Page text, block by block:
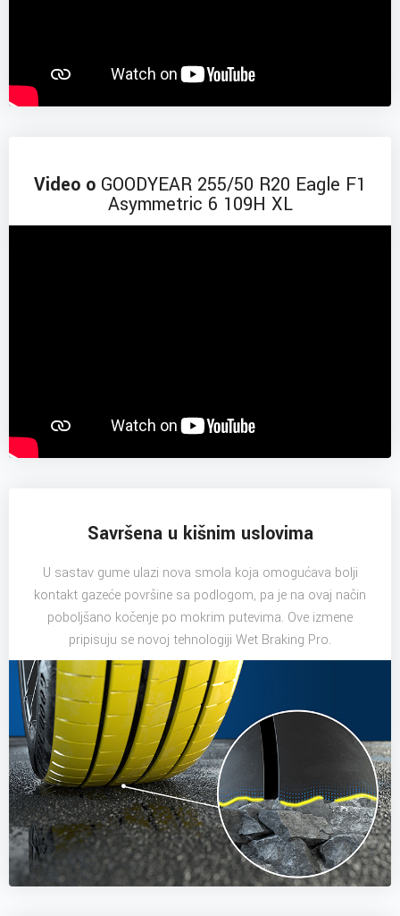
Video o GOODYEAR 255/50 R20 Eagle F1
Asymmetric 6 109H XL
Savršena u kišnim uslovima
U sastav gume ulazi nova smola koja omogućava bolji
kontakt gazeće površine sa podlogom, pa je na ovaj način
poboljšano kočenje po mokrim putevima. Ove izmene
pripisuju se novoj tehnologiji Wet Braking Pro.